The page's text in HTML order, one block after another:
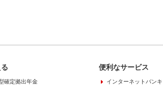
確定拠出年金
便利なサービス
インターネットバン